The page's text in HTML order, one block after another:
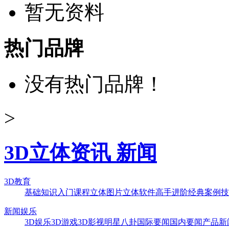
暂无资料
热门品牌
没有热门品牌！
>
3D立体资讯 新闻
3D教育
基础知识 入门课程立体图片立体软件高手进阶经典案例
新闻娱乐
3D娱乐3D游戏3D影视明星八卦国际要闻 国内要闻产品新